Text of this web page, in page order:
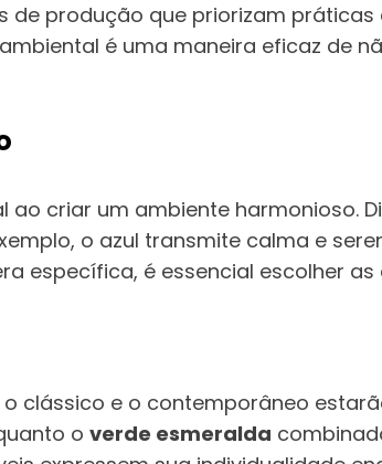
produção que priorizam
é uma maneira eficaz de
ao criar um ambiente harmonioso.
o azul transmite calma e
específica, é essencial escolher
clássico e o contemporâneo
o verde esmeralda